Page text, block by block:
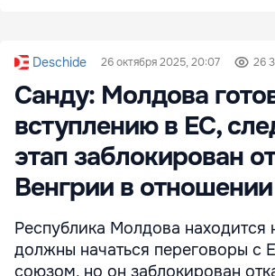
Deschide 26 октября 2025, 20:07 26
Санду: Молдова
вступлению в ЕС,
этап заблокирован
Венгрии в
Республика Молдова находится
должны начаться переговоры с
союзом, но он заблокирован